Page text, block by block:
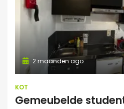
2 maanden ago
KOT